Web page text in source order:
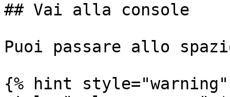
## Vai alla console
Puoi passare allo
{% hint style="warning"